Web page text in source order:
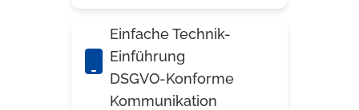
Einfache Technik-
Einführung
DSGVO-Konforme
Kommunikation